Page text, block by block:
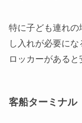
特に子ども連れの
し入れが必要に
ロッカーがあると
客船ターミナル